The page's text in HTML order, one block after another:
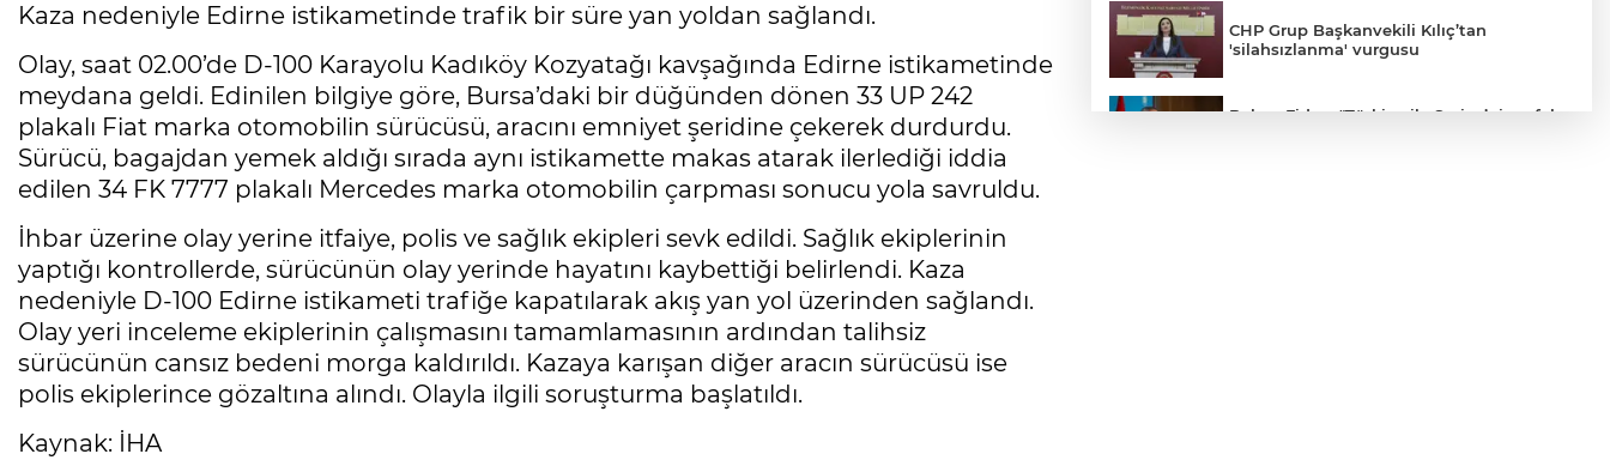
Kaza nedeniyle Edirne istikametinde trafik bir süre yan yoldan sağlandı.
Olay, saat 02.00’de D-100 Karayolu Kadıköy Kozyatağı kavşağında Edirne istikametinde
meydana geldi. Edinilen bilgiye göre, Bursa’daki bir düğünden dönen 33 UP 242
plakalı Fiat marka otomobilin sürücüsü, aracını emniyet şeridine çekerek durdurdu.
Sürücü, bagajdan yemek aldığı sırada aynı istikamette makas atarak ilerlediği iddia
edilen 34 FK 7777 plakalı Mercedes marka otomobilin çarpması sonucu yola savruldu.
İhbar üzerine olay yerine itfaiye, polis ve sağlık ekipleri sevk edildi. Sağlık ekiplerinin
yaptığı kontrollerde, sürücünün olay yerinde hayatını kaybettiği belirlendi. Kaza
nedeniyle D-100 Edirne istikameti trafiğe kapatılarak akış yan yol üzerinden sağlandı.
Olay yeri inceleme ekiplerinin çalışmasını tamamlamasının ardından talihsiz
sürücünün cansız bedeni morga kaldırıldı. Kazaya karışan diğer aracın sürücüsü ise
polis ekiplerince gözaltına alındı. Olayla ilgili soruşturma başlatıldı.
Kaynak: İHA
CHP Grup Başkanvekili Kılıç’tan
'silahsızlanma' vurgusu
Bakan Fidan: "Türkiye ile Suriye’nin refah